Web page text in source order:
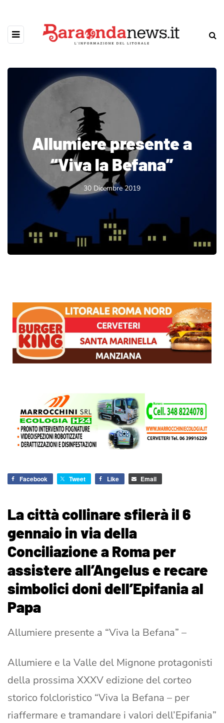
Allumiere presente a
“Viva la Befana”
30 Dicembre 2019
Facebook Tweet Like Email
La città collinare sfilerà il 6
gennaio in via della
Conciliazione a Roma per
assistere all’Angelus e recare
simbolici doni dell’Epifania al
Papa
Allumiere presente a “Viva la Befana” –
Allumiere e la Valle del Mignone protagonisti
della prossima XXXV edizione del corteo
storico folcloristico “Viva la Befana – per
riaffermare e tramandare i valori dell’Epifania”